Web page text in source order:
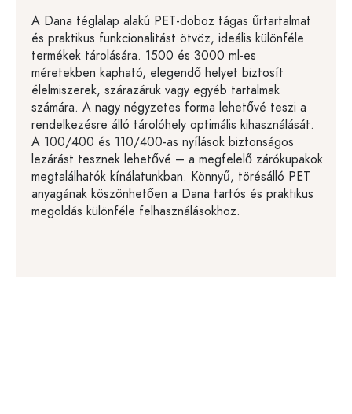
A Dana téglalap alakú PET-doboz tágas űrtartalmat
és praktikus funkcionalitást ötvöz, ideális különféle
termékek tárolására. 1500 és 3000 ml-es
méretekben kapható, elegendő helyet biztosít
élelmiszerek, szárazáruk vagy egyéb tartalmak
számára. A nagy négyzetes forma lehetővé teszi a
rendelkezésre álló tárolóhely optimális kihasználását.
A 100/400 és 110/400-as nyílások biztonságos
lezárást tesznek lehetővé – a megfelelő zárókupakok
megtalálhatók kínálatunkban. Könnyű, törésálló PET
anyagának köszönhetően a Dana tartós és praktikus
megoldás különféle felhasználásokhoz.